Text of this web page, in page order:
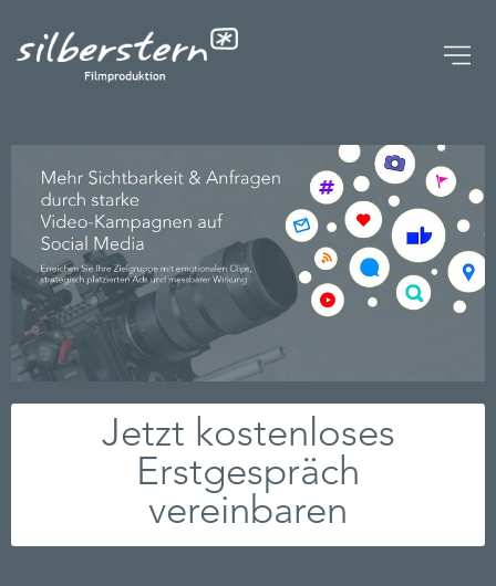
STUDIO | KAMERAROBOTER
EVENTREIHE
KONTAKT
Jetzt kostenloses
Erstgespräch
vereinbaren